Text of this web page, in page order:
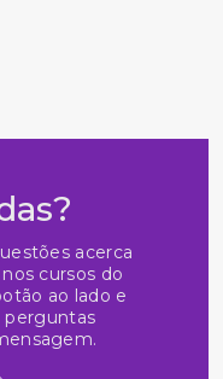
acerca
cursos do
ao lado e
perguntas